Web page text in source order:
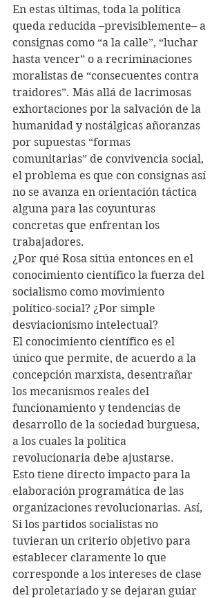
En estas últimas, toda la política
queda reducida –previsiblemente– a
consignas como “a la calle”, “luchar
hasta vencer” o a recriminaciones
moralistas de “consecuentes contra
traidores”. Más allá de lacrimosas
exhortaciones por la salvación de la
humanidad y nostálgicas añoranzas
por supuestas “formas
comunitarias” de convivencia social,
el problema es que con consignas así
no se avanza en orientación táctica
alguna para las coyunturas
concretas que enfrentan los
trabajadores.
¿Por qué Rosa sitúa entonces en el
conocimiento científico la fuerza del
socialismo como movimiento
político-social? ¿Por simple
desviacionismo intelectual?
El conocimiento científico es el
único que permite, de acuerdo a la
concepción marxista, desentrañar
los mecanismos reales del
funcionamiento y tendencias de
desarrollo de la sociedad burguesa,
a los cuales la política
revolucionaria debe ajustarse.
Esto tiene directo impacto para la
elaboración programática de las
organizaciones revolucionarias. Así,
Si los partidos socialistas no
tuvieran un criterio objetivo para
establecer claramente lo que
corresponde a los intereses de clase
del proletariado y se dejaran guiar